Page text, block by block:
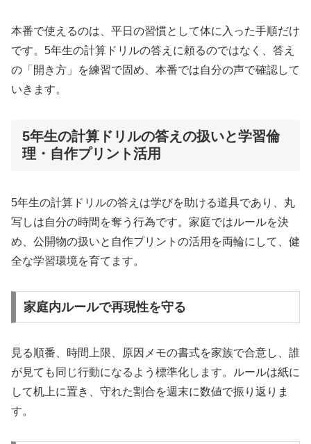
本番で使えるのは、平日の習慣として体に入った手順だけ
です。5年生の計算ドリルの答えに頼るのではなく、答え
の「開き方」を練習で固め、本番では自分の声で確認して
いきます。
5年生の計算ドリルの答えの扱いと学習倫
理・自作プリント活用
5年生の計算ドリルの答えは学びを助ける道具であり、丸
写しは自分の時間を奪う行為です。家庭ではルールを決
め、公開物の扱いと自作プリントの活用を両輪にして、健
全な学習環境を育てます。
家庭内ルールで再現性を守る
見る順番、時間上限、原因メモの書式を家族で合意し、誰
が見ても同じ行動になるよう標準化します。ルールは紙に
して机上に置き、守れた割合を週末に数値で振り返りま
す。